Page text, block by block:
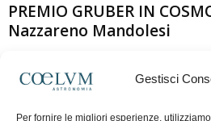
Gestisci
Per fornire le migliori esperienze,
PREMIO GRUBER IN
Nazzareno Mandolesi